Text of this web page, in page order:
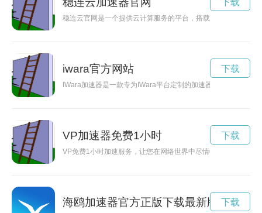
稳连云官网是一个提供云计算服务的平台，搭载了先进的技术
iwara官方网站
IWara加速器是一款专为IWara平台定制的加速器工具，能够帮
下载
VP加速器免费1小时
VP免费1小时加速服务，让您在网络世界中尽情畅游，保护您的
下载
海鸥加速器官方正版下载最新版 下载